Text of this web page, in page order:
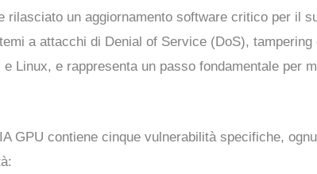
rilasciato un aggiornamento software critico per il
a attacchi di Denial of Service (DoS),
Linux, e rappresenta un passo fondamentale per
GPU contiene cinque vulnerabilità specifiche,